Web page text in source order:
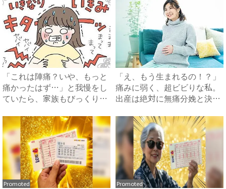
「これは陣痛？いや、もっと
痛かったはず…」と我慢をし
ていたら、家族もびっくりの
「え、もう生まれるの！？」
痛みに弱く、超ビビりな私。
出産は絶対に無痛分娩と決め
Promoted Promoted